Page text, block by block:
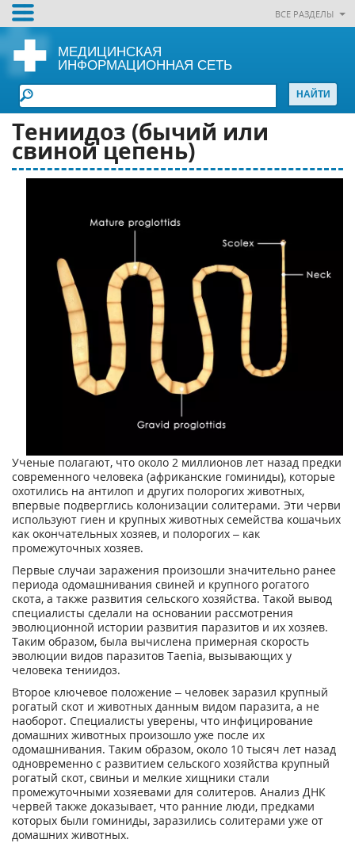
ВСЕ РАЗДЕЛЫ
МЕДИЦИНСКАЯ
ИНФОРМАЦИОННАЯ СЕТЬ
Тениидоз (бычий или
свиной цепень)
Ученые полагают, что около 2 миллионов лет назад предки
современного человека (африканские гоминиды), которые
охотились на антилоп и других полорогих животных,
впервые подверглись колонизации солитерами. Эти черви
используют гиен и крупных животных семейства кошачьих
как окончательных хозяев, и полорогих – как
промежуточных хозяев.
Первые случаи заражения произошли значительно ранее
периода одомашнивания свиней и крупного рогатого
скота, а также развития сельского хозяйства. Такой вывод
специалисты сделали на основании рассмотрения
эволюционной истории развития паразитов и их хозяев.
Таким образом, была вычислена примерная скорость
эволюции видов паразитов Taenia, вызывающих у
человека тениидоз.
Второе ключевое положение – человек заразил крупный
рогатый скот и животных данным видом паразита, а не
наоборот. Специалисты уверены, что инфицирование
домашних животных произошло уже после их
одомашнивания. Таким образом, около 10 тысяч лет назад
одновременно с развитием сельского хозяйства крупный
рогатый скот, свиньи и мелкие хищники стали
промежуточными хозяевами для солитеров. Анализ ДНК
червей также доказывает, что ранние люди, предками
которых были гоминиды, заразились солитерами уже от
домашних животных.